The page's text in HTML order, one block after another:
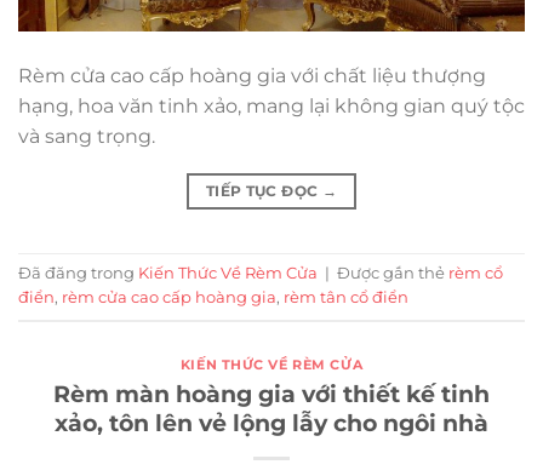
Rèm cửa cao cấp hoàng gia với chất liệu thượng
hạng, hoa văn tinh xảo, mang lại không gian quý tộc
và sang trọng.
TIẾP TỤC ĐỌC →
Đã đăng trong Kiến Thức Về Rèm Cửa | Được gắn thẻ rèm cổ
điển, rèm cửa cao cấp hoàng gia, rèm tân cổ điển
KIẾN THỨC VỀ RÈM CỬA
Rèm màn hoàng gia với thiết kế tinh
xảo, tôn lên vẻ lộng lẫy cho ngôi nhà